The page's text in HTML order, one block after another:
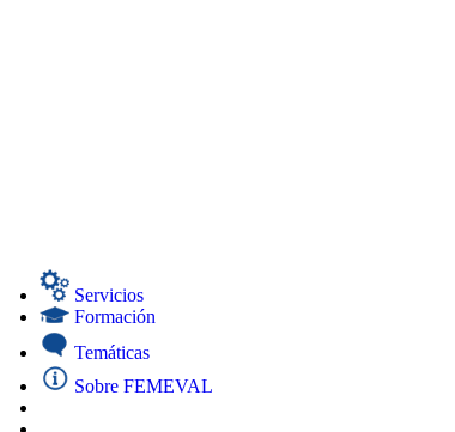
Servicios
Formación
Temáticas
Sobre FEMEVAL